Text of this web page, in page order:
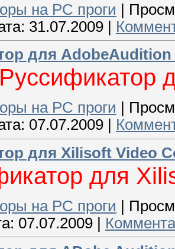
на PC проги |
31.07.2009 |
для AdobeAudition
Руссификатор
на PC проги
07.07.2009
для Xilisoft Video
для
на PC проги
07.07.2009